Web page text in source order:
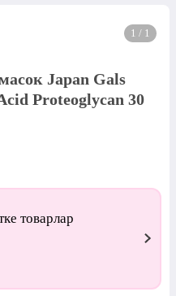
1 / 1
Japan Gals
Proteoglycan 30
товарлар